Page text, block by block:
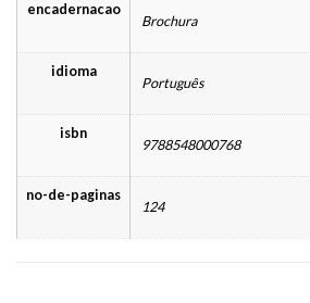
encadernacao
Brochura
idioma
Português
isbn
9788548000768
no-de-paginas
124